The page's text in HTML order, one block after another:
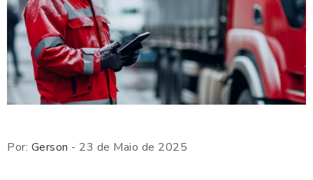
Por: Gerson - 23 de Maio de 2025